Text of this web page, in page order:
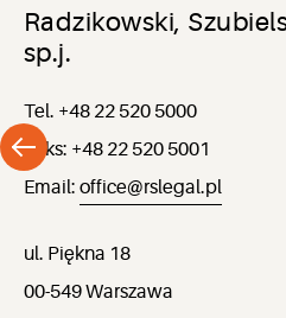
Radzikowski,
sp.j.
Tel. +48 22 520 5000
Faks: +48 22 520 5001
Email: office@rslegal.pl
ul. Piękna 18
00-549 Warszawa